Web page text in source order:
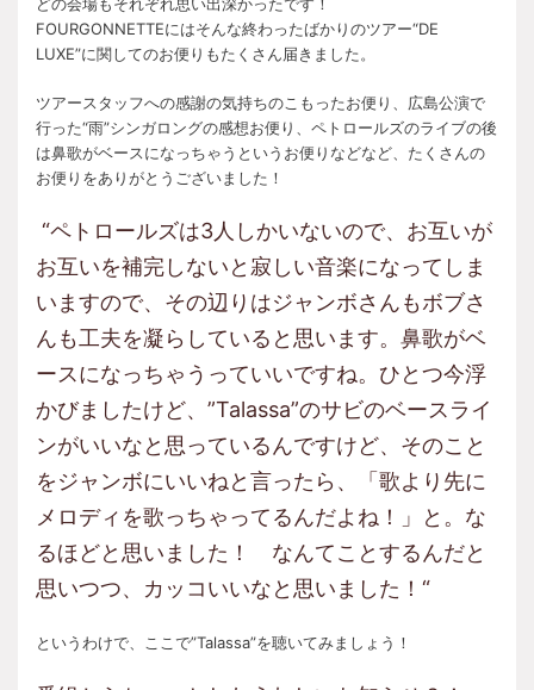
どの会場もそれぞれ思い出深かったです！
FOURGONNETTEにはそんな終わったばかりのツアー“DE
LUXE”に関してのお便りもたくさん届きました。
ツアースタッフへの感謝の気持ちのこもったお便り、広島公演で
行った“雨”シンガロングの感想お便り、ペトロールズのライブの後
は鼻歌がベースになっちゃうというお便りなどなど、たくさんの
お便りをありがとうございました！
“ペトロールズは3人しかいないので、お互いが
お互いを補完しないと寂しい音楽になってしま
いますので、その辺りはジャンボさんもボブさ
んも工夫を凝らしていると思います。鼻歌がベ
ースになっちゃうっていいですね。ひとつ今浮
かびましたけど、”Talassa”のサビのベースライ
ンがいいなと思っているんですけど、そのこと
をジャンボにいいねと言ったら、「歌より先に
メロディを歌っちゃってるんだよね！」と。な
るほどと思いました！ なんてことするんだと
思いつつ、カッコいいなと思いました！“
というわけで、ここで”Talassa”を聴いてみましょう！